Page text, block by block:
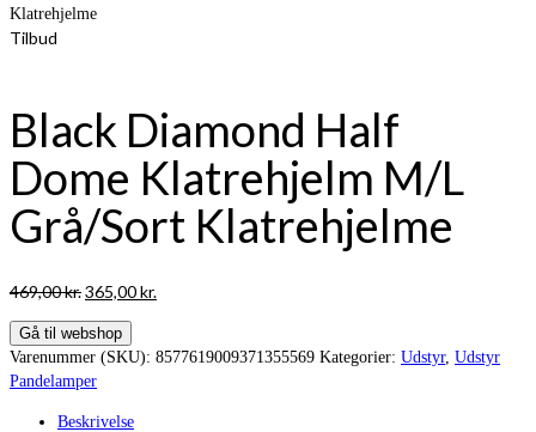
Klatrehjelme
Tilbud
Black Diamond Half
Dome Klatrehjelm M/L
Grå/Sort Klatrehjelme
469,00kr.Den
pris
var:
469,00 kr..
365,00kr.
er:
Gå til webshop
Varenummer (SKU): 8577619009371355569 Kategorier: Udstyr, Udstyr
Pandelamper
Beskrivelse